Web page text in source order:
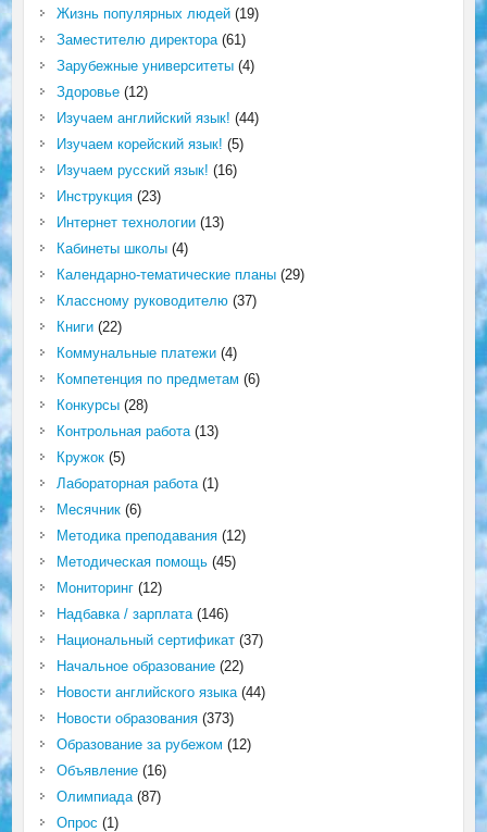
Жизнь популярных людей(19)
Заместителю директора(61)
Зарубежные университеты(4)
Здоровье(12)
Изучаем английский язык! (44)
Изучаем корейский язык! (5)
Изучаем русский язык! (16)
Инструкция(23)
Интернет технологии(13)
Кабинеты школы(4)
Календарно-тематические планы(29)
Классному руководителю(37)
Книги(22)
Коммунальные платежи(4)
Компетенция по предметам (6)
Конкурсы(28)
Контрольная работа(13)
Кружок(5)
Лабораторная работа(1)
Месячник(6)
Методика преподавания(12)
Методическая помощь(45)
Мониторинг(12)
Надбавка / зарплата(146)
Национальный сертификат(37)
Начальное образование(22)
Новости английского языка(44)
Новости образования(373)
Образование за рубежом (12)
Объявление(16)
Олимпиада(87)
Опрос (1)